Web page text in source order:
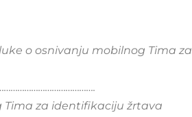
o osnivanju mobilnog Tima za
za identifikaciju žrtava